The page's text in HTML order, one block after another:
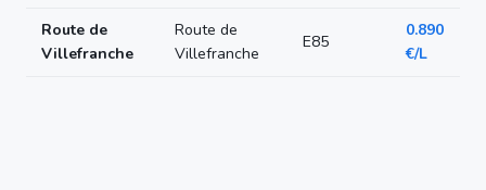
Route de
Villefranche
Route de
Villefranche
E85
0.890
€/L